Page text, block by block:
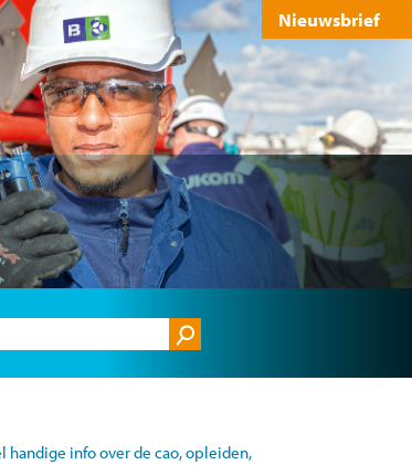
Nieuwsbrief
info over de cao, opleiden,